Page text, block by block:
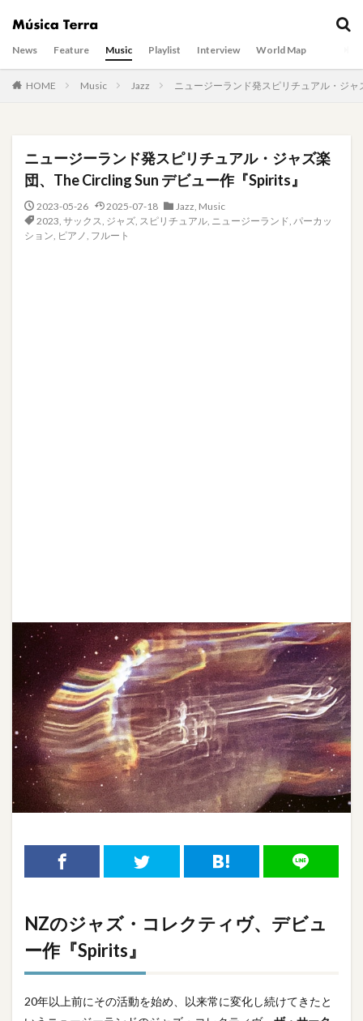
News Feature Music Playlist Interview World Map
HOME Music Jazz ニュージーランド発スピリチュアル・ジ
ニュージーランド発スピリチュアル・ジャズ楽
団、The Circling Sun デビュー作『Spirits』
2023-05-26 2025-07-18 Jazz, Music
2023, サックス, ジャズ, スピリチュアル, ニュージーランド, パーカッ
ション, ピアノ, フルート
NZのジャズ・コレクティヴ、デビュ
ー作『Spirits』
20年以上前にその活動を始め、以来常に変化し続けてきたと